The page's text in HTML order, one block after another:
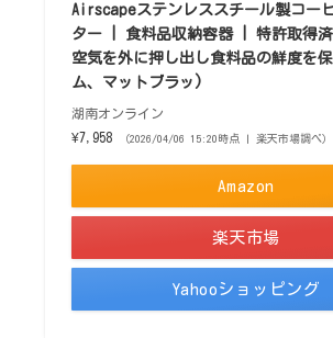
Airscapeステンレススチール製コー
ター | 食料品収納容器 | 特許取得済
空気を外に押し出し食料品の鮮度を
ム、マットブラッ)
湖南オンライン
¥7,958
（2026/04/06 15:20時点 | 楽天市場調べ）
Amazon
楽天市場
Yahooショッピング